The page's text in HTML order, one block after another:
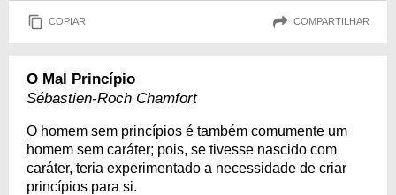
COPIAR COMPARTILHAR
O Mal Princípio
Sébastien-Roch Chamfort
O homem sem princípios é também comumente um
homem sem caráter; pois, se tivesse nascido com
caráter, teria experimentado a necessidade de criar
princípios para si.